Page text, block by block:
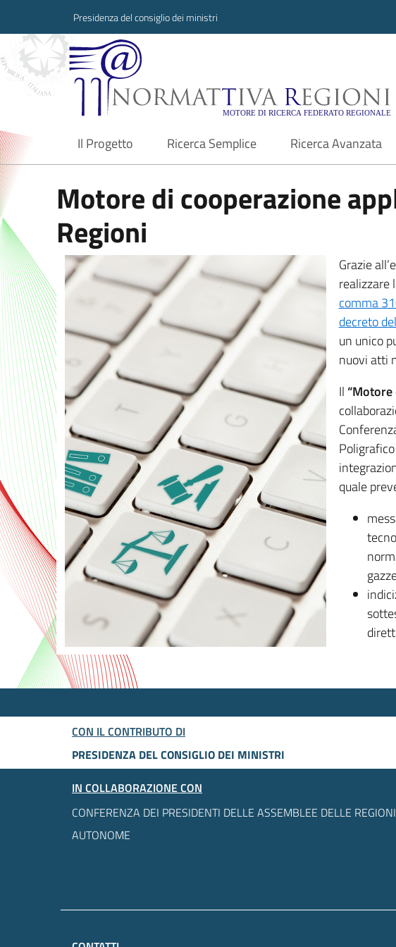
Presidenza del consiglio dei ministri
Normattiva Regioni -
Il Progetto
current Ricerca Semplice Ricerca Avanzata
Motore di cooperazione
Regioni
Grazie
realizzare
comma
decreto
un unico
nuovi atti
Il
quale
CON IL CONTRIBUTO DI
PRESIDENZA DEL CONSIGLIO DEI MINISTRI
IN COLLABORAZIONE CON
CONFERENZA DEI PRESIDENTI DELLE ASSEMBLEE DELLE
AUTONOME